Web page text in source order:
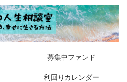
募集中ファンド
利回りカレンダー